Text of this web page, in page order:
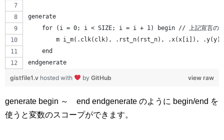
generate
for (i = 0; i < SIZE; i = i + 1) begin // 上記宣言の
m i_m(.clk(clk), .rst_n(rst_n), .x(x[i]),
    end
endgenerate
view raw
gistfile1.v hosted with by GitHub
generate begin ～ end endgenerate のように begin/end を
使うと変数のスコープができます。